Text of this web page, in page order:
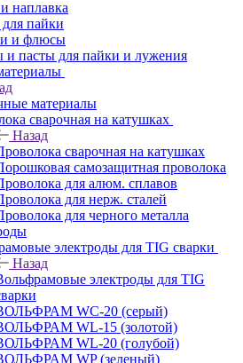
наплавка
пайки
и флюсы
пасты для пайки и лужения
материалы
сварочная на катушках
Назад
сварочная на катушках
самозащитная проволока
для алюм. сплавов
для нерж. сталей
для черного металла
электроды для TIG сварки
Назад
электроды для TIG
WC-20 (серый)
WL-15 (золотой)
WL-20 (голубой)
WP (зеленый)